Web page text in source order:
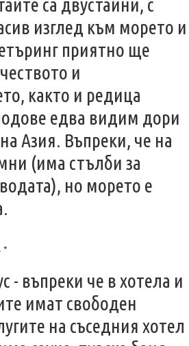
са двустайни, с
изглед към морето и
приятно ще
и
както и редица
едва видим дори
Азия. Въпреки, че на
(има стълби за
но морето е
*
- въпреки че в хотела и
имат свободен
на съседния хотел